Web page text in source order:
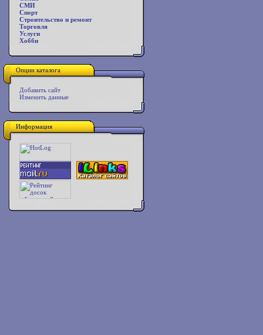
СМИ
Спорт
Строительство и ремонт
Торговля
Услуги
Хобби
Опции каталога
Добавить сайт
Изменить данные
Информация